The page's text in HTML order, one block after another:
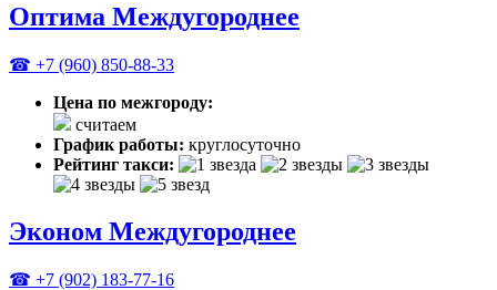
Оптима Междугороднее
☎ +7 (960) 850-88-33
Цена по межгороду:
считаем
График работы: круглосуточно
Рейтинг такси:
Эконом Междугороднее
☎ +7 (902) 183-77-16